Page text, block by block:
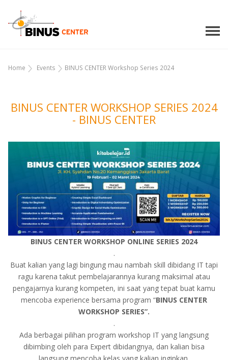
Home Events BINUS CENTER Workshop Series 2024
BINUS CENTER WORKSHOP SERIES 2024
- BINUS CENTER
BINUS CENTER WORKSHOP ONLINE SERIES 2024
.
Buat kalian yang lagi bingung mau nambah skill dibidang IT tapi
ragu karena takut pembelajarannya kurang maksimal atau
pengajarnya kurang kompeten, ini saat yang tepat buat kamu
mencoba experience bersama program “BINUS CENTER
WORKSHOP SERIES”.
.
Ada berbagai pilihan program workshop IT yang langsung
dibimbing oleh para Expert dibidangnya, dan kalian bisa